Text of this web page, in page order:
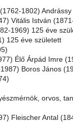
1802)
Vitális István
1969) 125 éve
125 éve született
Élő Árpád Imre
Boros János
orvos,
Fleischer Antal